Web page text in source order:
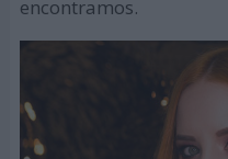
encontramos.